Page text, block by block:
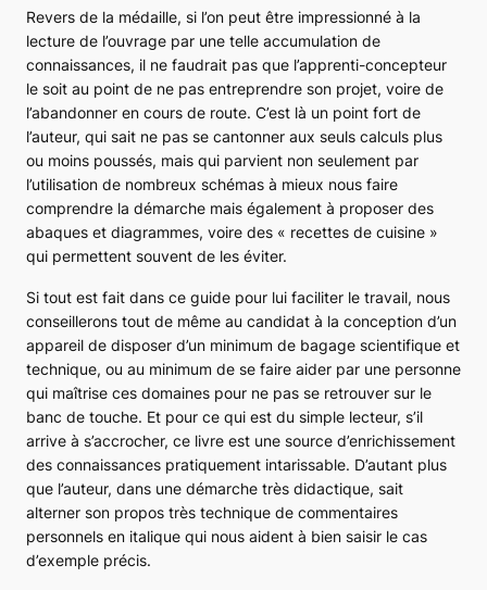
Revers de la médaille, si l’on peut être impressionné à la
lecture de l’ouvrage par une telle accumulation de
connaissances, il ne faudrait pas que l’apprenti-concepteur
le soit au point de ne pas entreprendre son projet, voire de
l’abandonner en cours de route. C’est là un point fort de
l’auteur, qui sait ne pas se cantonner aux seuls calculs plus
ou moins poussés, mais qui parvient non seulement par
l’utilisation de nombreux schémas à mieux nous faire
comprendre la démarche mais également à proposer des
abaques et diagrammes, voire des « recettes de cuisine »
qui permettent souvent de les éviter.
Si tout est fait dans ce guide pour lui faciliter le travail, nous
conseillerons tout de même au candidat à la conception d’un
appareil de disposer d’un minimum de bagage scientifique et
technique, ou au minimum de se faire aider par une personne
qui maîtrise ces domaines pour ne pas se retrouver sur le
banc de touche. Et pour ce qui est du simple lecteur, s’il
arrive à s’accrocher, ce livre est une source d’enrichissement
des connaissances pratiquement intarissable. D’autant plus
que l’auteur, dans une démarche très didactique, sait
alterner son propos très technique de commentaires
personnels en italique qui nous aident à bien saisir le cas
d’exemple précis.